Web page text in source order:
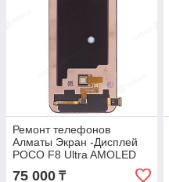
Ремонт телефонов
Алматы Экран -Дисплей
POCO F8 Ultra AMOLED
Оригинал с Гарантией
75 000 ₸